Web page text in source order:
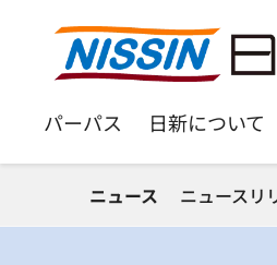
パーパス 日新について
ニュース ニュースリ